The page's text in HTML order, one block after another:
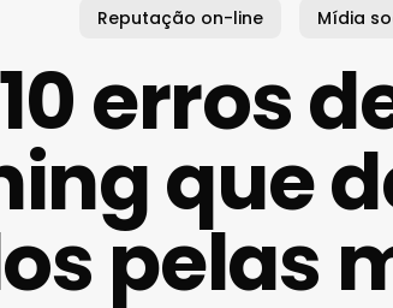
Reputação on-line Mídia
erros
que
pelas